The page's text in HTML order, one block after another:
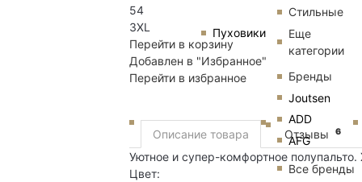
Пуховики
Стильные
Еще
категории
Бренды
Joutsen
ADD
AFG
Все бренды
54
3XL
Перейти в корзину
Добавлен в "Избранное"
Перейти в избранное
Описание товара Отзывы 6
Уютное и супер-комфортное
Цвет: